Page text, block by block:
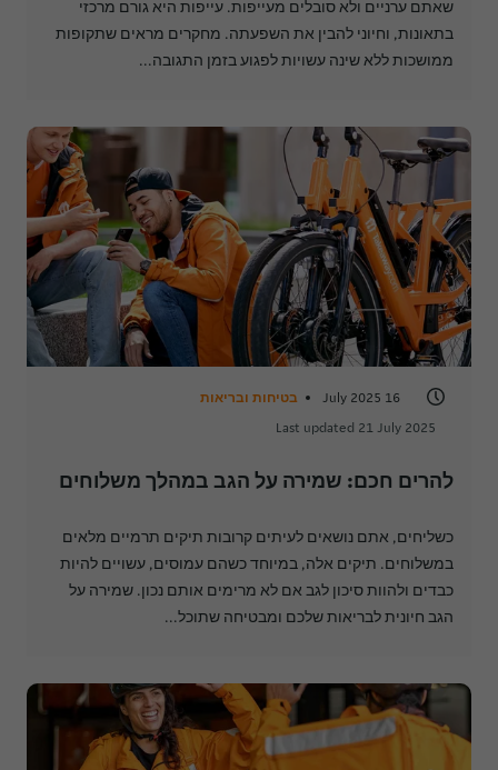
שאתם ערניים ולא סובלים מעייפות. עייפות היא גורם מרכזי
בתאונות, וחיוני להבין את השפעתה. מחקרים מראים שתקופות
ממושכות ללא שינה עשויות לפגוע בזמן התגובה...
16 July 2025
בטיחות ובריאות
Last updated 21 July 2025
להרים חכם: שמירה על הגב במהלך משלוחים
כשליחים, אתם נושאים לעיתים קרובות תיקים תרמיים מלאים
במשלוחים. תיקים אלה, במיוחד כשהם עמוסים, עשויים להיות
כבדים ולהוות סיכון לגב אם לא מרימים אותם נכון. שמירה על
הגב חיונית לבריאות שלכם ומבטיחה שתוכל...